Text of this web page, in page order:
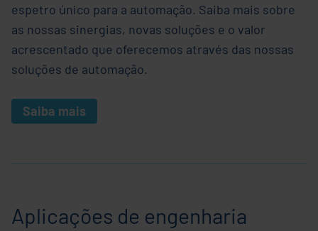
espetro único para a automação. Saiba mais sobre
as nossas sinergias, novas soluções e o valor
acrescentado que oferecemos através das nossas
soluções de automação.
Saiba mais
Aplicações de engenharia